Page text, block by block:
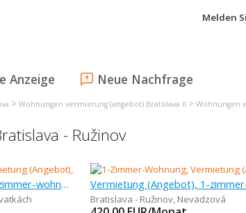
Melden
Anzeige Neue Nachfrage
> Wohnungen vermietung (angebot) Bratislava II > Wohnungen
- Ružinov
Vermietung (Angebot), 1-zimmer-wohnung, 48 m
Bratislava - Ružinov, Nevädzová